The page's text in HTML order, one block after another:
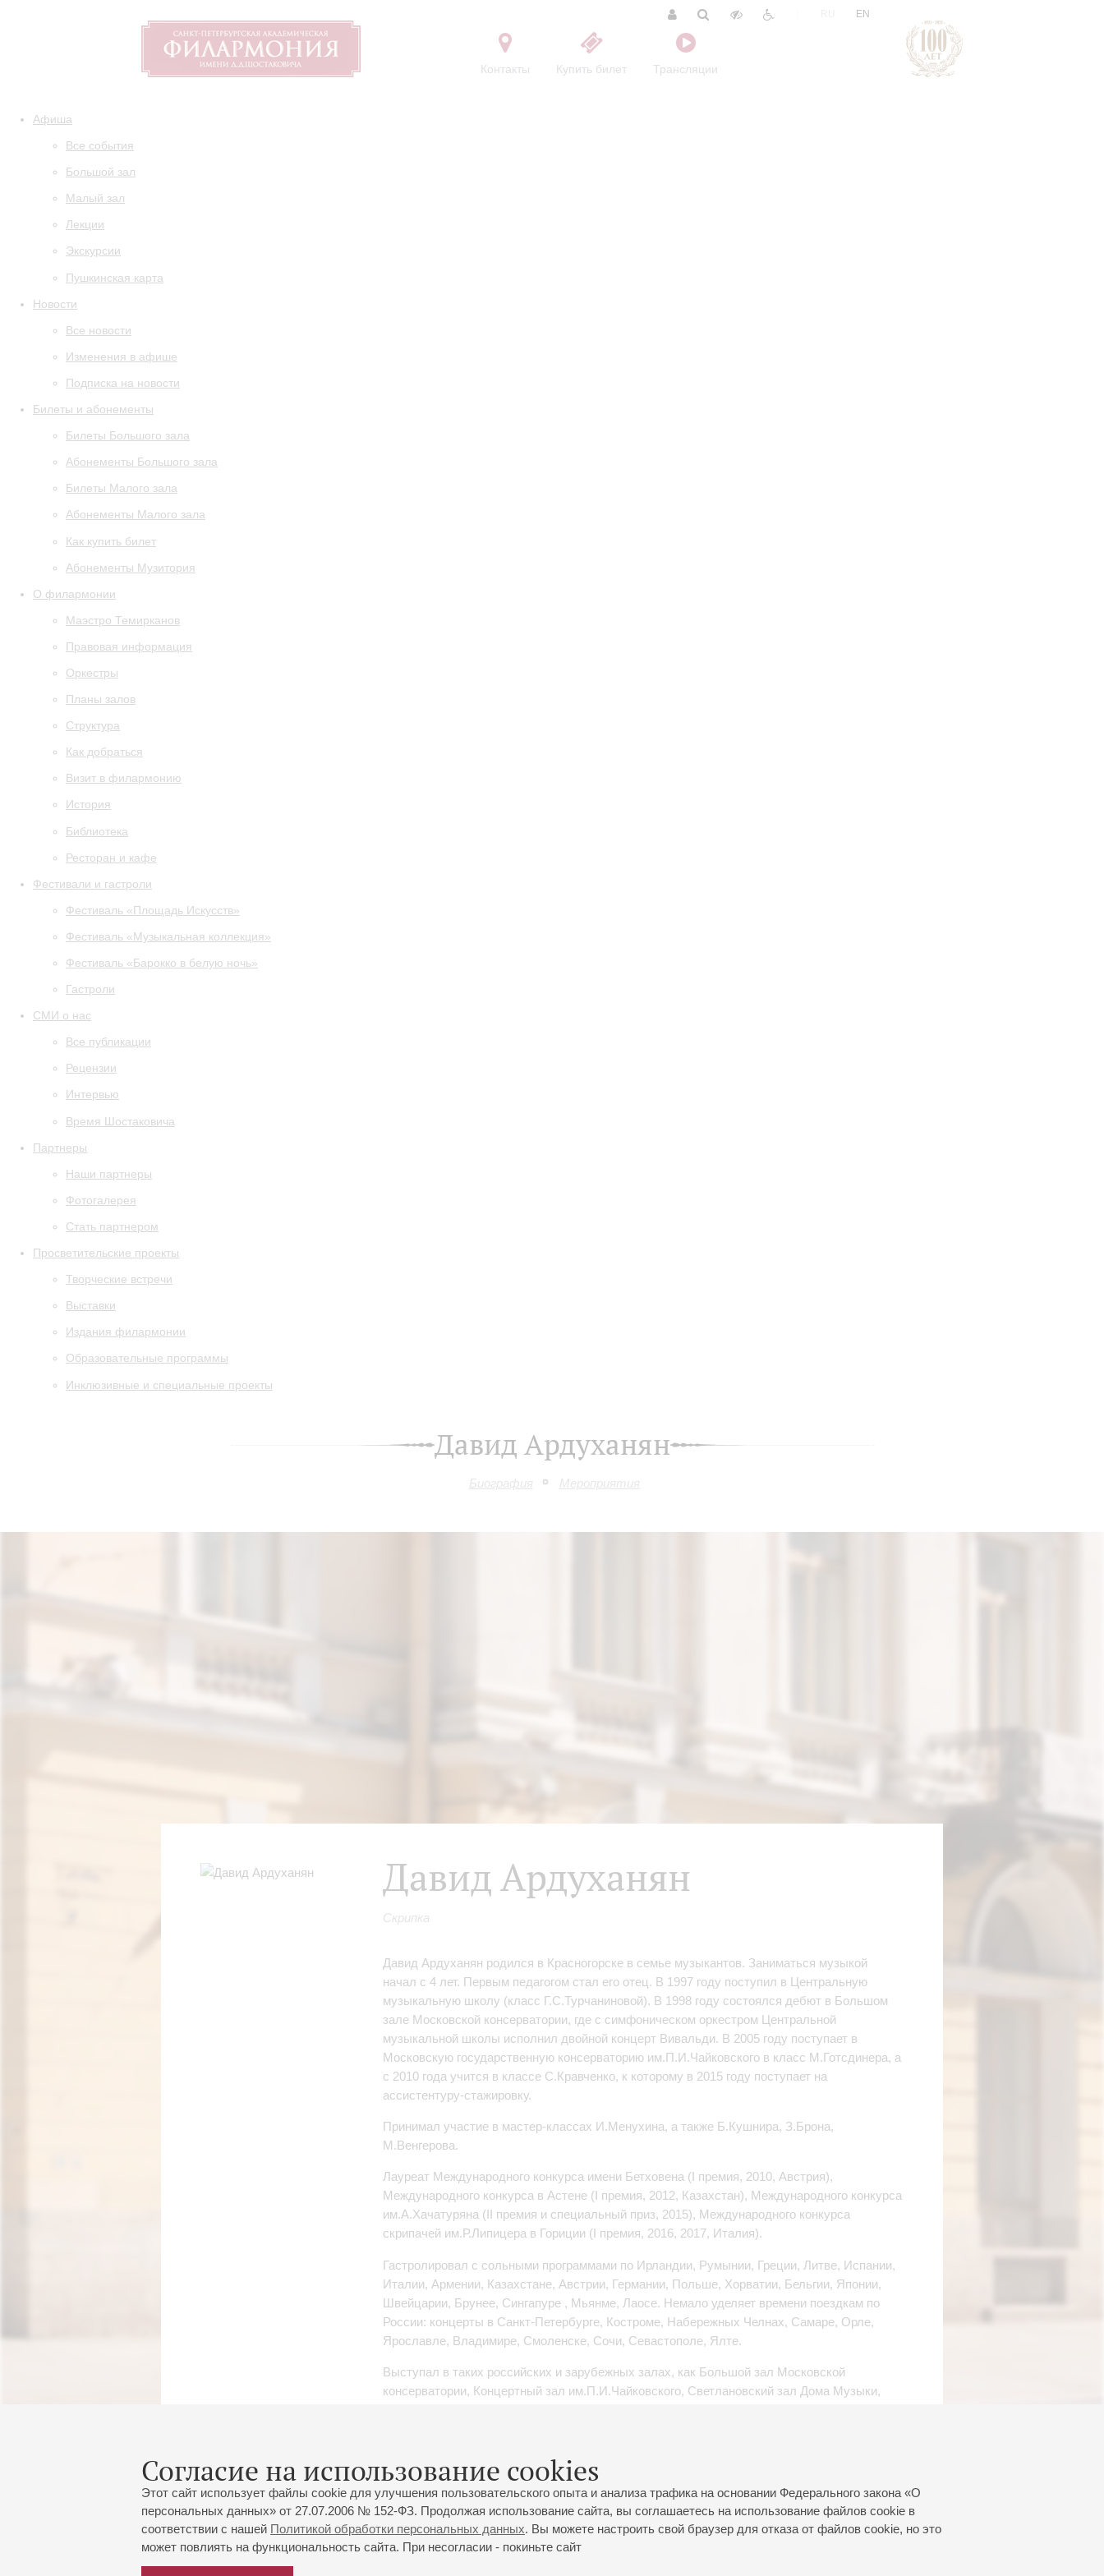
Контакты Купить билет Трансляции
EN
Афиша
Все события
Большой зал
Малый зал
Лекции
Экскурсии
Пушкинская карта
Новости
Все новости
Изменения в афише
Подписка на новости
Билеты и абонементы
Билеты Большого зала
Абонементы Большого зала
Билеты Малого зала
Абонементы Малого зала
Как купить билет
Абонементы Музитория
О филармонии
Маэстро Темирканов
Правовая информация
Оркестры
Планы залов
Структура
Как добраться
Визит в филармонию
История
Библиотека
Ресторан и кафе
Фестивали и гастроли
Фестиваль «Площадь Искусств»
Фестиваль «Музыкальная коллекция»
Фестиваль «Барокко в белую ночь»
Гастроли
СМИ о нас
Все публикации
Рецензии
Интервью
Время Шостаковича
Партнеры
Наши партнеры
Фотогалерея
Стать партнером
Просветительские проекты
Творческие встречи
Выставки
Издания филармонии
Образовательные программы
Инклюзивные и специальные проекты
Давид Ардуханян
Биография Мероприятия
Согласие на использование cookies
Этот сайт использует файлы cookie для улучшения пользовательского опыта и анализа трафика на основании Федерального закона «О
персональных данных» от 27.07.2006 № 152-ФЗ. Продолжая использование сайта, вы соглашаетесь на использование файлов cookie в
соответствии с нашей Политикой обработки персональных данных. Вы можете настроить свой браузер для отказа от файлов cookie, но это
может повлиять на функциональность сайта. При несогласии - покиньте сайт
Давид Ардуханян
Скрипка
Давид Ардуханян родился в Красногорске в семье музыкантов. Заниматься музыкой
начал с 4 лет. Первым педагогом стал его отец. В 1997 году поступил в Центральную
музыкальную школу (класс Г.С.Турчаниновой). В 1998 году состоялся дебют в Большом
зале Московской консерватории, где с симфоническом оркестром Центральной
музыкальной школы исполнил двойной концерт Вивальди. В 2005 году поступает в
Московскую государственную консерваторию им.П.И.Чайковского в класс М.Готсдинера, а
с 2010 года учится в классе С.Кравченко, к которому в 2015 году поступает на
ассистентуру-стажировку.
Принимал участие в мастер-классах И.Менухина, а также Б.Кушнира, З.Брона,
М.Венгерова.
Лауреат Международного конкурса имени Бетховена (I премия, 2010, Австрия),
Международного конкурса в Астене (I премия, 2012, Казахстан), Международного конкурса
им.А.Хачатуряна (II премия и специальный приз, 2015), Международного конкурса
скрипачей им.Р.Липицера в Гориции (I премия, 2016, 2017, Италия).
Гастролировал с сольными программами по Ирландии, Румынии, Греции, Литве, Испании,
Италии, Армении, Казахстане, Австрии, Германии, Польше, Хорватии, Бельгии, Японии,
Швейцарии, Брунее, Сингапуре , Мьянме, Лаосе. Немало уделяет времени поездкам по
России: концерты в Санкт-Петербурге, Костроме, Набережных Челнах, Самаре, Орле,
Ярославле, Владимире, Смоленске, Сочи, Севастополе, Ялте.
Выступал в таких российских и зарубежных залах, как Большой зал Московской
консерватории, Концертный зал им.П.И.Чайковского, Светлановский зал Дома Музыки,
Сотрудничал с известными оркестрами под управлением М.Рахлевского, И.Лермана,
И.Фролова, П.Когана, В.Урюпина, А.Левина, В.Луценко, А.Петухова, О.Балана и других.
В 2013 приглашен в город Шизуока (Япония) для проведения мастер-классов.
C 2017 – ассистент профессора С.И. Кравченко на кафедре скрипки в Московской